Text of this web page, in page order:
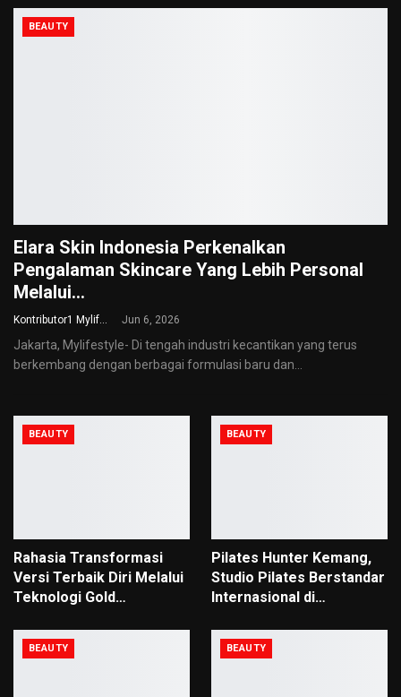
BEAUTY
Elara Skin Indonesia Perkenalkan
Pengalaman Skincare Yang Lebih Personal
Melalui…
Kontributor1 Mylifestyle Jun 6, 2026
Jakarta, Mylifestyle- Di tengah industri kecantikan yang terus
berkembang dengan berbagai formulasi baru dan
BEAUTY
Rahasia Transformasi
Versi Terbaik Diri Melalui
Teknologi Gold…
BEAUTY
Pilates Hunter Kemang,
Studio Pilates Berstandar
Internasional di…
BEAUTY BEAUTY